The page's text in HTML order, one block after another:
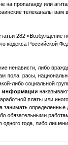
пропаганду или
телеканалы
282 «Возбуждение
кодекса Российской
ненависти, либо
пола, расы,
либо социальной
информации
платы или
занимать
обязательными
одного года, либо